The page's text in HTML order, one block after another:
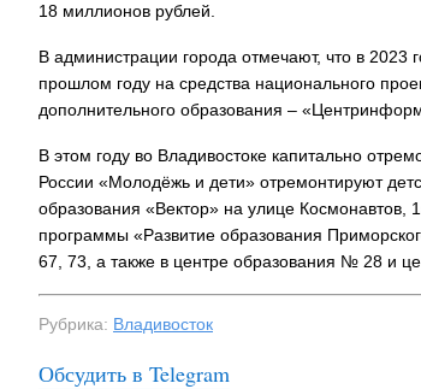
18 миллионов рублей.
В администрации города отмечают, что в
прошлом году на средства национального
дополнительного образования –
В этом году во Владивостоке капитально
России «Молодёжь и дети» отремонтируют
образования «Вектор» на улице
программы «Развитие образования
67, 73, а также в центре образования № 28 и
Рубрика: Владивосток
Обсудить в Telegram